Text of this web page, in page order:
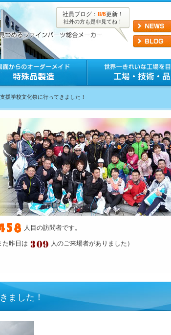
社員ブログ： 8/6更新！
社外の方も是非見てね！
援学校文化祭に行ってきました！
人目の訪問者です。
昨日は 人のご来場者がありました）
ました！